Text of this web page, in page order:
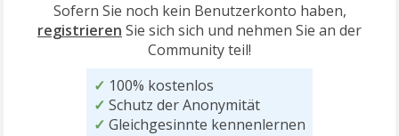
Sofern Sie noch kein Benutzerkonto haben,
registrieren Sie sich sich und nehmen Sie an der
Community teil!
✓ 100% kostenlos
✓ Schutz der Anonymität
✓ Gleichgesinnte kennenlernen